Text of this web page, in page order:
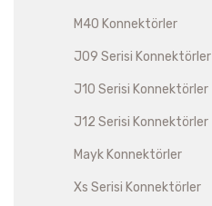
M40 Konnektörler
J09 Serisi Konnektörler
J10 Serisi Konnektörler
J12 Serisi Konnektörler
Mayk Konnektörler
Xs Serisi Konnektörler